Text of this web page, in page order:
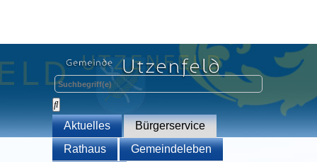
Aktuelles
Bürgerservice
Rathaus
Gemeindeleben